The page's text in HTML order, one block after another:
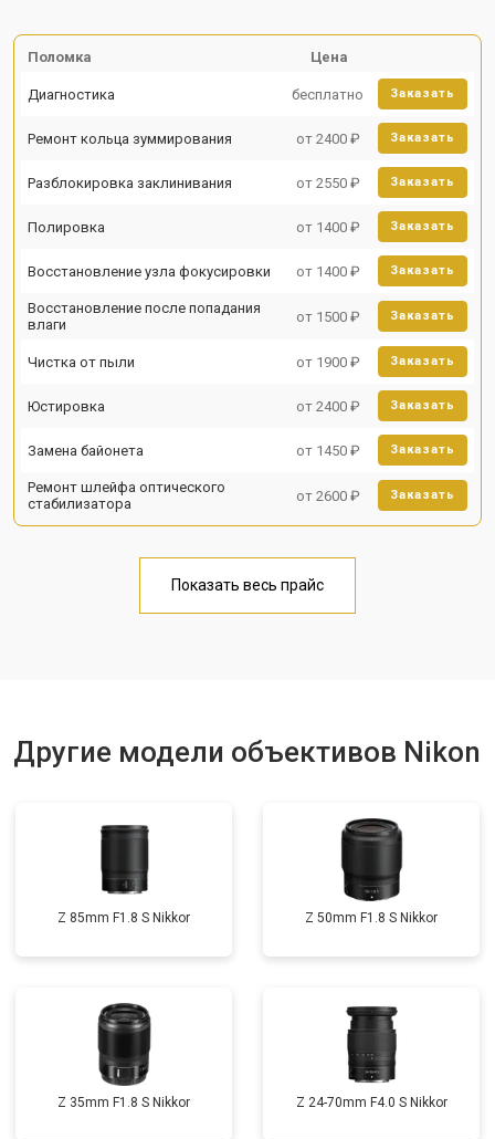
Поломка Цена
Диагностика бесплатно Заказать
Ремонт кольца зуммирования от 2400 ₽ Заказать
Разблокировка заклинивания от 2550 ₽ Заказать
Полировка от 1400 ₽ Заказать
Восстановление узла фокусировки от 1400 ₽ Заказать
Восстановление после попадания
влаги
от 1500 ₽ Заказать
Чистка от пыли от 1900 ₽ Заказать
Юстировка от 2400 ₽ Заказать
Замена байонета от 1450 ₽ Заказать
Ремонт шлейфа оптического
стабилизатора
от 2600 ₽ Заказать
Показать весь прайс
Другие модели объективов Nikon
Z 85mm F1.8 S Nikkor Z 50mm F1.8 S Nikkor
Z 35mm F1.8 S Nikkor Z 24-70mm F4.0 S Nikkor